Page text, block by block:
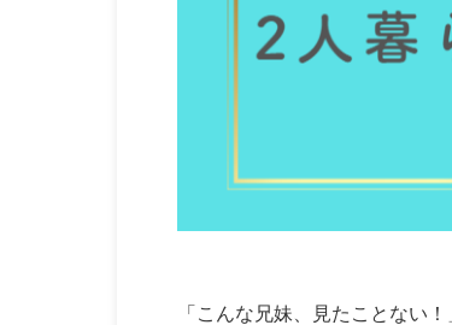
「こんな兄妹、見たことない！